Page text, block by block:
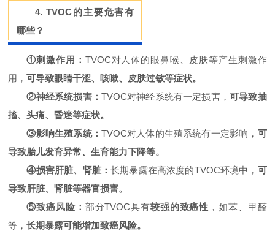
4. TVOC的主要危害有
哪些？
①刺激作用： TVOC对人体的眼鼻喉、皮肤等产生刺激作
用，可导致眼睛干涩、咳嗽、皮肤过敏等症状。
②神经系统损害： TVOC对神经系统有一定损害，可导致抽
搐、头痛、昏迷等症状。
③影响生殖系统： TVOC对人体的生殖系统有一定影响， 可
导致胎儿发育异常、生育能力下降等。
④损害肝脏、肾脏：长期暴露在高浓度的TVOC环境中， 可
导致肝脏、肾脏等器官损害。
⑤致癌风险： 部分TVOC具有较强的致癌性 ，如苯、甲醛
等，长期暴露可能增加致癌风险。